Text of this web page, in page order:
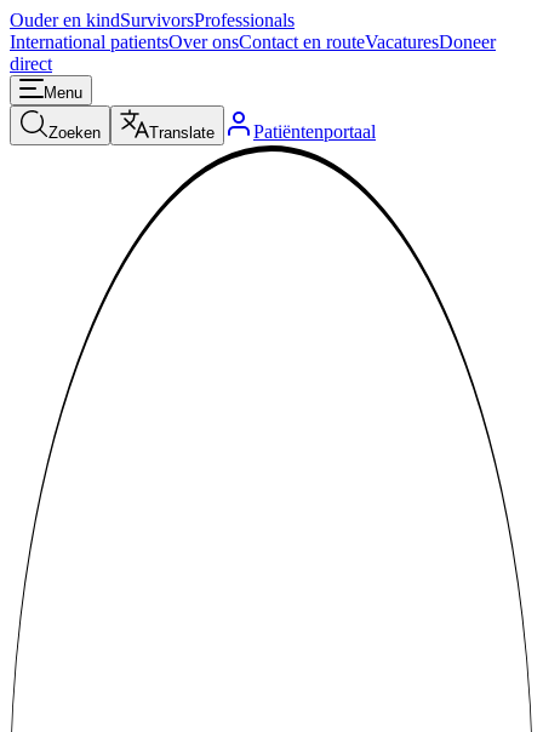
Ouder en kindSurvivorsProfessionals
International patientsOver onsContact en routeVacaturesDoneer
direct
Menu
Zoeken Translate Patiëntenportaal